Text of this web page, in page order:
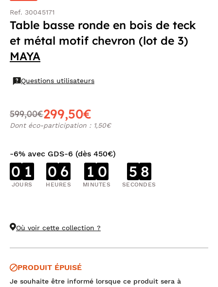
Ref. 30045171
Table basse ronde en bois de teck
et métal motif chevron (lot de 3)
MAYA
Questions utilisateurs
599,00€299,50€
Dont éco-participation : 1,50€
-6% avec GDS-6 (dès 450€)
0 1
JOURS
0 6
HEURES
1 0
MINUTES
5 7
SECONDES
Où voir cette collection ?
PRODUIT ÉPUISÉ
Je souhaite être informé lorsque ce produit sera à